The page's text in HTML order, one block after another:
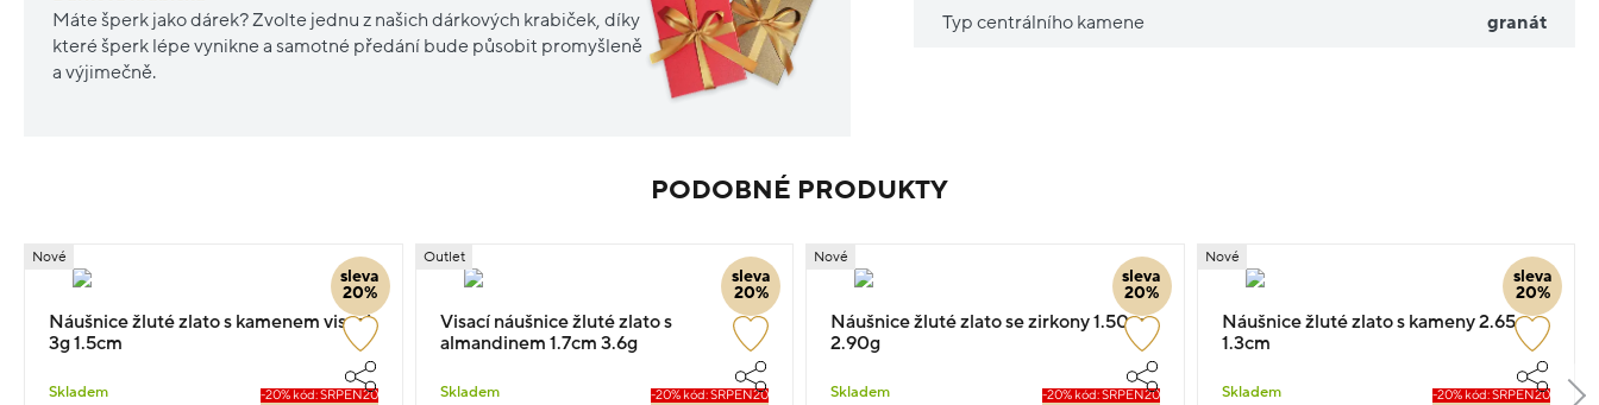
Máte šperk jako dárek? Zvolte jednu z našich dárkových krabiček, díky
které šperk lépe vynikne a samotné předání bude působit promyšleně
a výjimečně.
Typ centrálního kamene granát
PODOBNÉ PRODUKTY
sleva
20%
Nové
Náušnice žluté zlato s kamenem visací
3g 1.5cm
Skladem -20% kód: SRPEN20
sleva
20%
Outlet
Visací náušnice žluté zlato s
almandinem 1.7cm 3.6g
Skladem -20% kód: SRPEN20
sleva
20%
Nové
Náušnice žluté zlato se zirkony 1.50cm
2.90g
Skladem -20% kód: SRPEN20
sleva
20%
Nové
Náušnice žluté zlato s kameny 2.65g
1.3cm
Skladem -20% kód: SRPEN20